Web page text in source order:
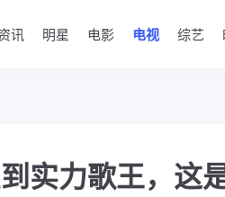
讯 明星 电影 电视 综艺
实力歌王，这